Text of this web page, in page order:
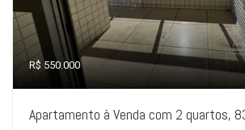
R$ 550.000
Apartamento à Venda com 2 quartos,